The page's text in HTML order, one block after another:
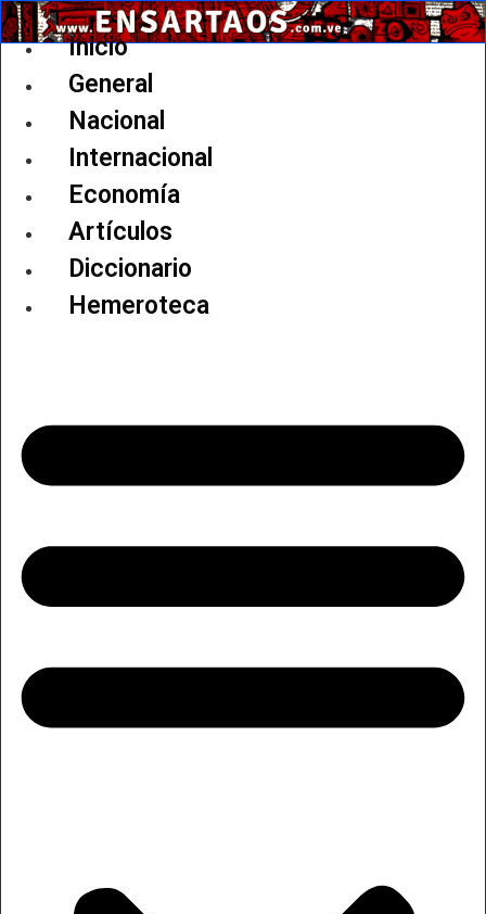
Ir
al
Inicio
General
Nacional
Internacional
Economía
Artículos
Diccionario
Hemeroteca